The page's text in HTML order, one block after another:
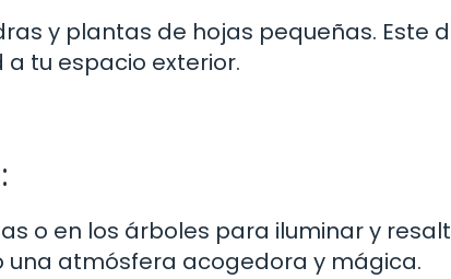
y plantas de hojas pequeñas. Este
tu espacio exterior.
o en los árboles para iluminar y
atmósfera acogedora y mágica.